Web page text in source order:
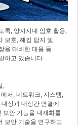
록, 양자시대 암호 활용,
보호, 해킹 탐지 및
을 대비한 대응 등
하고 있습니다.
서, 네트워크, 시스템,
상과 대상간 연결에
보안 기능을 내재화를
보안 기술을 연구하고